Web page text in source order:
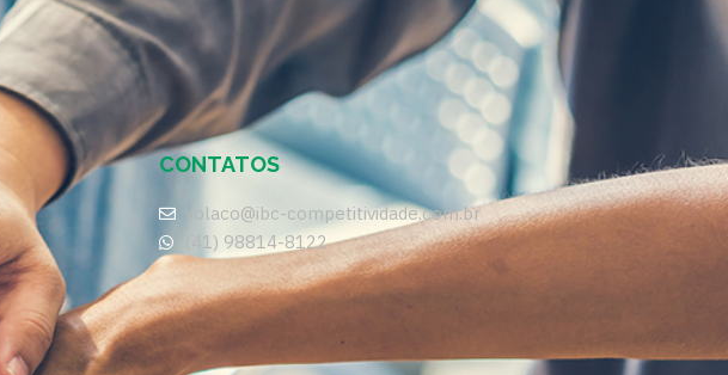
CONTATOS
volaco@ibc-competitividade.com.br
(41) 98814-8122